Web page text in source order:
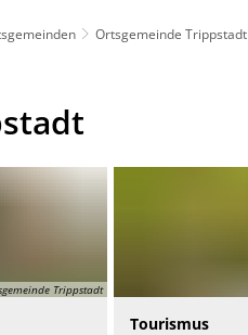
Ortsgemeinde Trippstadt
Trippstadt
Tourismus